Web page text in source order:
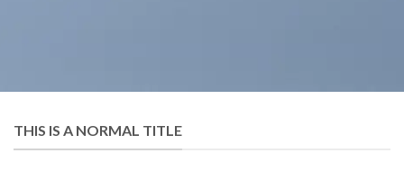
THIS IS A NORMAL TITLE